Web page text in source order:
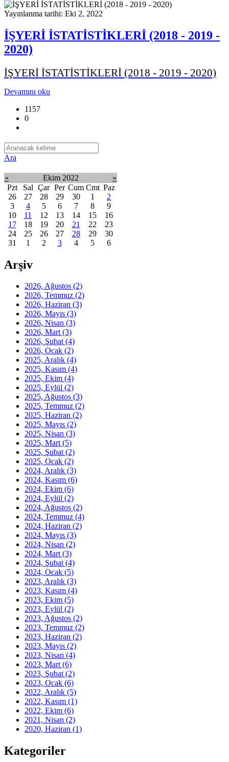
Yayınlanma tarihi: Eki 2, 2022
İŞYERİ İSTATİSTİKLERİ (2018 - 2019 -
2020)
İŞYERİ İSTATİSTİKLERİ (2018 - 2019 - 2020)
Devamını oku
1157
0
Ara
« Ekim 2022
»
Pzt
Sal Çar Per Cum Cmt Paz
26
27 28 29 30 1
2
3
4 5 6 7 8
9
10
11 12 13 14 15
16
17
18 19 20 21 22
23
24
25 26 27 28 29
30
31
1 2 3 4 5 6
Arşiv
2026, Ağustos (2)
2026, Temmuz (2)
2026, Haziran (3)
2026, Mayıs (3)
2026, Nisan (3)
2026, Mart(3)
2026, Şubat(4)
2026, Ocak (2)
2025, Aralık (4)
2025, Kasım (4)
2025, Ekim (4)
2025, Eylül (2)
2025, Ağustos (3)
2025, Temmuz (2)
2025, Haziran (2)
2025, Mayıs (2)
2025, Nisan (3)
2025, Mart(5)
2025, Şubat(2)
2025, Ocak (2)
2024, Aralık (3)
2024, Kasım (6)
2024, Ekim (6)
2024, Eylül (2)
2024, Ağustos (2)
2024, Temmuz (4)
2024, Haziran (2)
2024, Mayıs (3)
2024, Nisan (2)
2024, Mart(3)
2024, Şubat(4)
2024, Ocak (5)
2023, Aralık (3)
2023, Kasım (4)
2023, Ekim (5)
2023, Eylül (2)
2023, Ağustos (2)
2023, Temmuz (2)
2023, Haziran (2)
2023, Mayıs (2)
2023, Nisan (4)
2023, Mart(6)
2023, Şubat(2)
2023, Ocak (6)
2022, Aralık (5)
2022, Kasım (1)
2022, Ekim (6)
2021, Nisan (2)
2020, Haziran (1)
Kategoriler